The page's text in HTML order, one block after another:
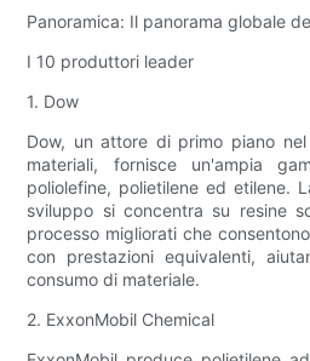
Panoramica: Il panorama globale
I 10 produttori leader
1. Dow
Dow, un attore di primo piano
materiali, fornisce un'ampia
poliolefine, polietilene ed etilene.
sviluppo si concentra su resine
processo migliorati che
con prestazioni equivalenti,
consumo di materiale.
2. ExxonMobil Chemical